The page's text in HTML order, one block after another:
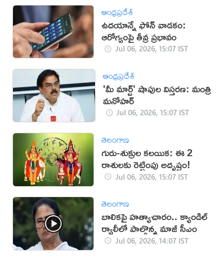
ఆంధ్రప్రదేశ్
ఉదయాన్నే ఫోన్ వాడకం:
ఆరోగ్యంపై తీవ్ర ప్రభావం
Jul 06, 2026, 15:07 IST
ఆంధ్రప్రదేశ్
'మీ మార్ట్' షాపుల విస్తరణ: మంత్రి
మనోహర్
Jul 06, 2026, 15:07 IST
తెలంగాణ
గురు-శుక్రుల కలయిక: ఈ 2
రాశులకు రెట్టింపు అదృష్టం!
Jul 06, 2026, 15:07 IST
తెలంగాణ
బాలికపై హత్యాచారం.. క్యాండిల్
ర్యాలీలో పాల్గొన్న మాజీ సీఎం
Jul 06, 2026, 14:07 IST